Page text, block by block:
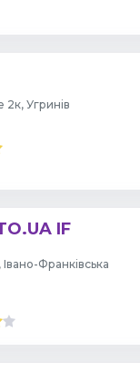
2к, Угринів
IF
Франківська